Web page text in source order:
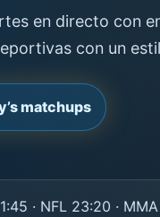
en directo con
con un
matchups
23:20 · MMA y